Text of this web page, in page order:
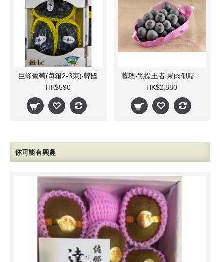
巨峄葡萄(每箱2-3束)-韓國
HK$590
藤稔-黑提王者 果肉似啫喱 (8-10束)
HK$2,880
你可能有興趣